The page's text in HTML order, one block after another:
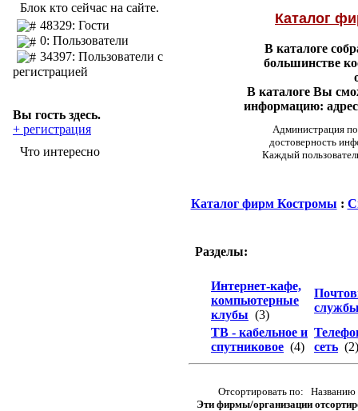
Блок кто сейчас на сайте.
48329: Гости
0: Пользователи
34397: Пользователи с
регистрацией
Вы гость здесь.
+ регистрация
Что интересно
Каталог
В каталоге
большинстве
В каталоге Вы
информацию:
Администрация
достоверность
Каждый
Каталог фирм Костромы :
Разделы:
Интернет-кафе,
компьютерные
клубы (3)
ТВ - кабельное и
спутниковое (4)
сеть (2)
Отсортировать по: Названию
Эти фирмы/организации